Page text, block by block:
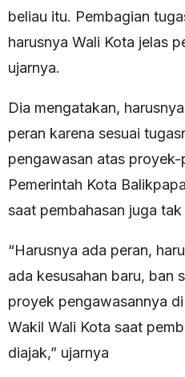
beliau itu. Pembagian
harusnya Wali Kota jelas
ujarnya.
Dia mengatakan,
peran karena sesuai
pengawasan atas
Pemerintah Kota
saat pembahasan juga
“Harusnya ada peran,
ada kesusahan baru, ban
proyek pengawasannya
Wakil Wali Kota saat
diajak,” ujarnya